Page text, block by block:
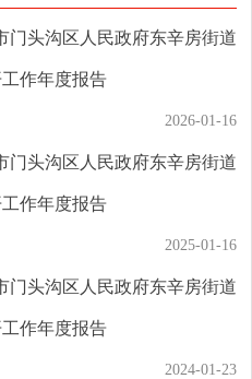
门头沟区人民政府东辛房街道
作年度报告
2026-01-16
门头沟区人民政府东辛房街道
作年度报告
2025-01-16
门头沟区人民政府东辛房街道
作年度报告
2024-01-23